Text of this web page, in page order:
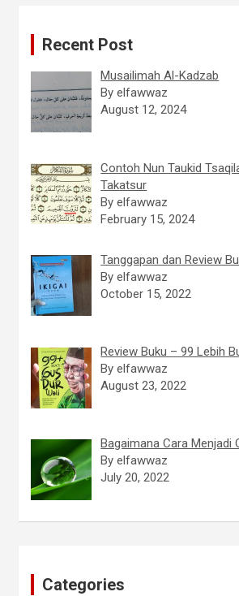
Recent Post
Musailimah Al-Kadzab
By elfawwaz
August 12, 2024
Contoh Nun Taukid
Takatsur
By elfawwaz
February 15, 2024
Tanggapan dan Review
By elfawwaz
October 15, 2022
Review Buku – 99 Lebih
By elfawwaz
August 23, 2022
Bagaimana Cara Menjadi
By elfawwaz
July 20, 2022
Categories